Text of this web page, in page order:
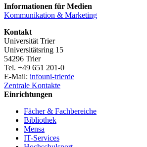
Informationen für Medien
Kommunikation & Marketing
Kontakt
Universität Trier
Universitätsring 15
54296 Trier
Tel. +49 651 201-0
E-Mail: infouni-trierde
Zentrale Kontakte
Einrichtungen
Fächer & Fachbereiche
Bibliothek
Mensa
IT-Services